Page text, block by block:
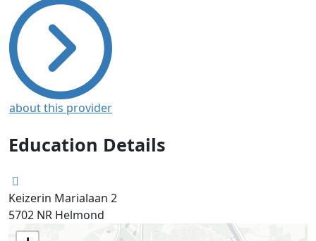
about this provider
Education Details
Keizerin Marialaan 2
5702 NR Helmond